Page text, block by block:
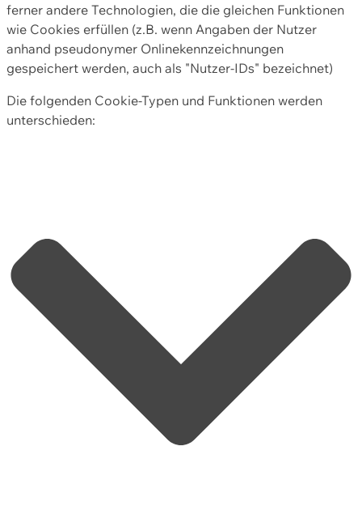
ferner andere Technologien, die die gleichen Funktionen
wie Cookies erfüllen (z.B. wenn Angaben der Nutzer
anhand pseudonymer Onlinekennzeichnungen
gespeichert werden, auch als "Nutzer-IDs" bezeichnet)
Die folgenden Cookie-Typen und Funktionen werden
unterschieden: